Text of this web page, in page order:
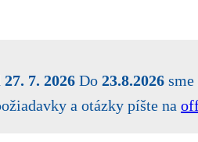
27. 7. 2026Do 23.8.2026sme
a otázky píšte na